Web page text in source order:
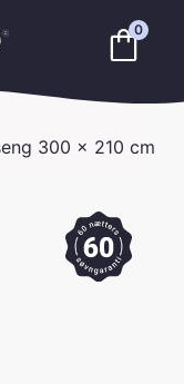
0
300 x 210 cm